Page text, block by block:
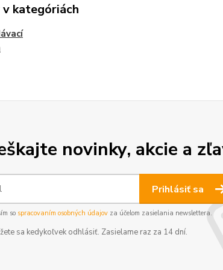
kategóriách
novinky, akcie a
Prihlásiť sa
so spracovaním osobných údajovza účelom zasielania newslettera.
sa kedykoľvek odhlásiť. Zasielame raz za 14 dní.